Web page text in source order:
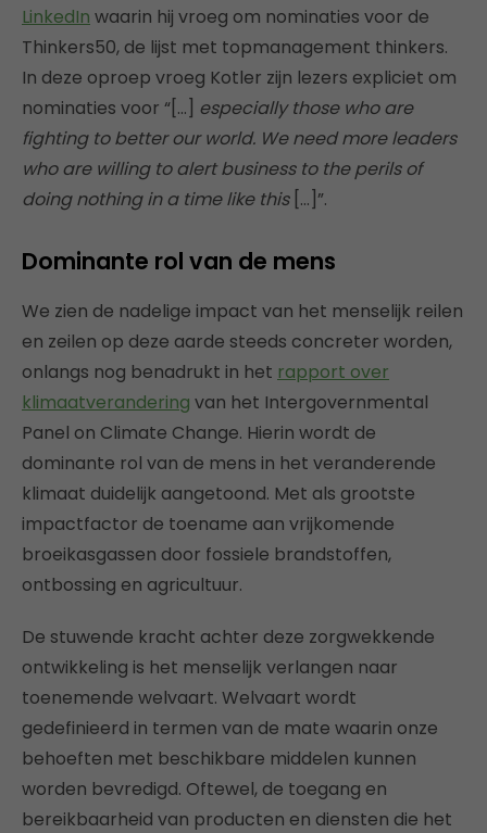
LinkedIn waarin hij vroeg om nominaties voor de
Thinkers50, de lijst met topmanagement thinkers.
In deze oproep vroeg Kotler zijn lezers expliciet om
nominaties voor “[…] especially those who are
fighting to better our world. We need more leaders
who are willing to alert business to the perils of
doing nothing in a time like this[…]”.
Dominante rol van de mens
We zien de nadelige impact van het menselijk reilen
en zeilen op deze aarde steeds concreter worden,
onlangs nog benadrukt in het rapport over
klimaatverandering van het Intergovernmental
Panel on Climate Change. Hierin wordt de
dominante rol van de mens in het veranderende
klimaat duidelijk aangetoond. Met als grootste
impactfactor de toename aan vrijkomende
broeikasgassen door fossiele brandstoffen,
ontbossing en agricultuur.
De stuwende kracht achter deze zorgwekkende
ontwikkeling is het menselijk verlangen naar
toenemende welvaart. Welvaart wordt
gedefinieerd in termen van de mate waarin onze
behoeften met beschikbare middelen kunnen
worden bevredigd. Oftewel, de toegang en
bereikbaarheid van producten en diensten die het